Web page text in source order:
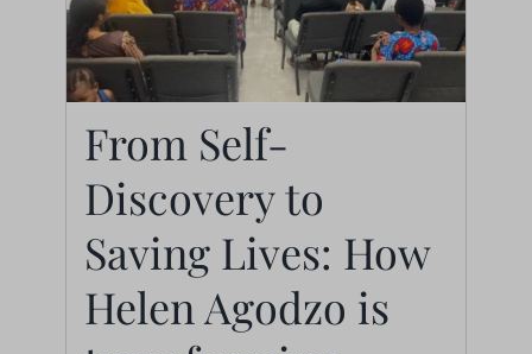
From Self-Discovery to
Saving Lives: How
Helen Agodzo is
transforming
healthcare in Ghana’s
From Self-
Discovery to
Saving Lives: How
Helen Agodzo is